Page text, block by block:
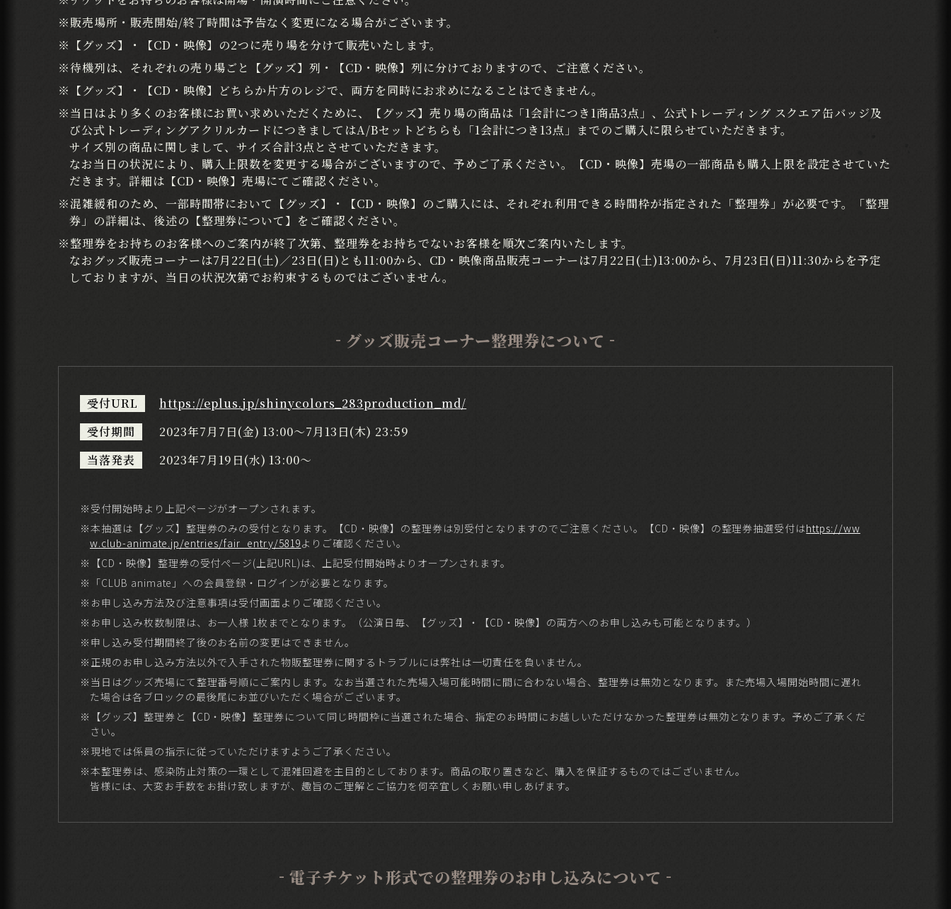
※販売場所・販売開始/終了時間は予告なく変更になる場合がございます。
※【グッズ】・【CD・映像】の2つに売り場を分けて販売いたします。
※待機列は、それぞれの売り場ごと【グッズ】列・【CD・映像】列に分けておりますので、ご注意ください。
※【グッズ】・【CD・映像】どちらか片方のレジで、両方を同時にお求めになることはできません。
※当日はより多くのお客様にお買い求めいただくために、【グッズ】売り場の商品は「1会計につき1商品3点」、公式トレーディング スクエア缶バッジ及
び公式トレーディングアクリルカードにつきましてはA/Bセットどちらも「1会計につき13点」までのご購入に限らせていただきます。
サイズ別の商品に関しまして、サイズ合計3点とさせていただきます。
なお当日の状況により、購入上限数を変更する場合がございますので、予めご了承ください。【CD・映像】売場の一部商品も購入上限を設定させていた
だきます。詳細は【CD・映像】売場にてご確認ください。
※混雑緩和のため、一部時間帯において【グッズ】・【CD・映像】のご購入には、それぞれ利用できる時間枠が指定された「整理券」が必要です。「整理
券」の詳細は、後述の【整理券について】をご確認ください。
※整理券をお持ちのお客様へのご案内が終了次第、整理券をお持ちでないお客様を順次ご案内いたします。
なおグッズ販売コーナーは7月22日(土)／23日(日)とも11:00から、CD・映像商品販売コーナーは7月22日(土)13:00から、7月23日(日)11:30からを予定
しておりますが、当日の状況次第でお約束するものではございません。
グッズ販売コーナー整理券について
受付URL
https://eplus.jp/shinycolors_283production_md/
受付期間
2023年7月7日(金) 13:00～7月13日(木) 23:59
当落発表
2023年7月19日(水) 13:00～
※受付開始時より上記ページがオープンされます。
※本抽選は【グッズ】整理券のみの受付となります。【CD・映像】の整理券は別受付となりますのでご注意ください。【CD・映像】の整理券抽選受付はhttps://ww
w.club-animate.jp/entries/fair_entry/5819よりご確認ください。
※【CD・映像】整理券の受付ページ(上記URL)は、上記受付開始時よりオープンされます。
※「CLUB animate」への会員登録・ログインが必要となります。
※お申し込み方法及び注意事項は受付画面よりご確認ください。
※お申し込み枚数制限は、お一人様 1枚までとなります。（公演日毎、【グッズ】・【CD・映像】の両方へのお申し込みも可能となります。）
※申し込み受付期間終了後のお名前の変更はできません。
※正規のお申し込み方法以外で入手された物販整理券に関するトラブルには弊社は一切責任を負いません。
※当日はグッズ売場にて整理番号順にご案内します。なお当選された売場入場可能時間に間に合わない場合、整理券は無効となります。また売場入場開始時間に遅れ
た場合は各ブロックの最後尾にお並びいただく場合がございます。
※【グッズ】整理券と【CD・映像】整理券について同じ時間枠に当選された場合、指定のお時間にお越しいただけなかった整理券は無効となります。予めご了承くだ
さい。
※現地では係員の指示に従っていただけますようご了承ください。
※本整理券は、感染防止対策の一環として混雑回避を主目的としております。商品の取り置きなど、購入を保証するものではございません。
皆様には、大変お手数をお掛け致しますが、趣旨のご理解とご協力を何卒宜しくお願い申しあげます。
電子チケット形式での整理券のお申し込みについて